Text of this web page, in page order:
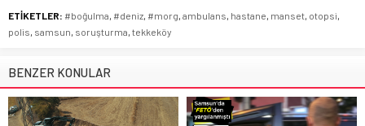
ETİKETLER: #boğulma, #deniz, #morg, ambulans, hastane, manset, otopsi,
polis, samsun, soruşturma, tekkeköy
BENZER KONULAR